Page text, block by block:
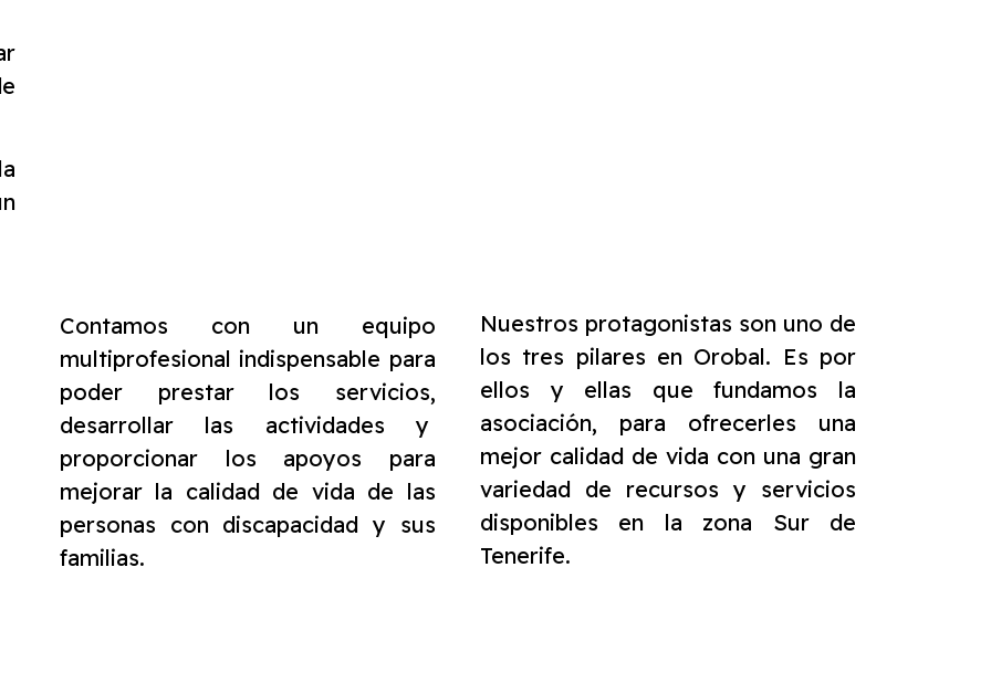
Contamos con un equipo
multiprofesional indispensable para
poder prestar los servicios,
desarrollar las actividades y
proporcionar los apoyos para
mejorar la calidad de vida de las
personas con discapacidad y sus
familias.
Nuestros protagonistas son uno de
los tres pilares en Orobal. Es por
ellos y ellas que fundamos la
asociación, para ofrecerles una
mejor calidad de vida con una gran
variedad de recursos y servicios
disponibles en la zona Sur de
Tenerife.